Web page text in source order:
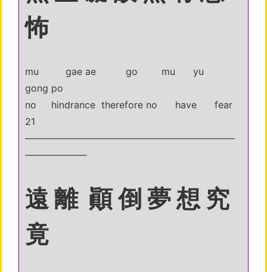
怖
mu gae ae go mu yu
gong po
no hindrance therefore no have fear
21
——————————————————————
——————–
遠 離 顚 倒 夢 想 究
竟